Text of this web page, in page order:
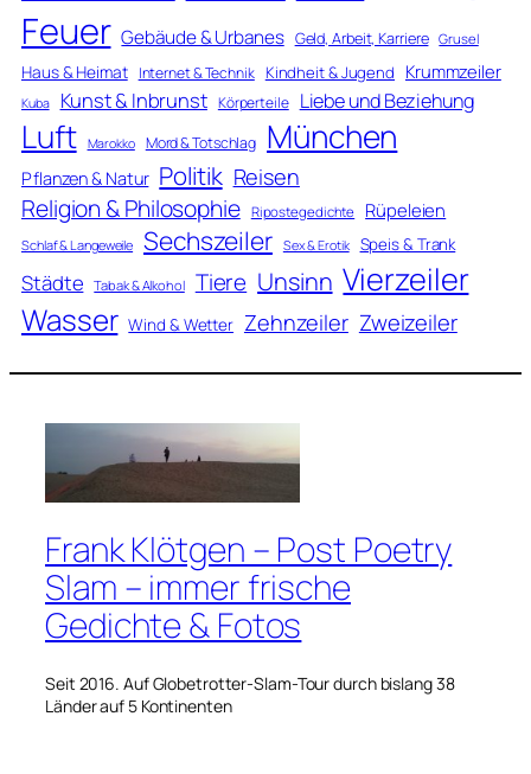
Feuer Gebäude & Urbanes Geld, Arbeit, Karriere Grusel
Haus & Heimat Internet & Technik Kindheit & Jugend Krummzeiler
Kuba Kunst & Inbrunst Körperteile Liebe und Beziehung
Luft Marokko Mord & Totschlag München
Pflanzen & Natur Politik Reisen
Religion & Philosophie Ripostegedichte Rüpeleien
Schlaf & Langeweile Sechszeiler Sex & Erotik Speis & Trank
Städte Tabak & Alkohol Tiere Unsinn Vierzeiler
Wasser Wind & Wetter Zehnzeiler Zweizeiler
Frank Klötgen – Post Poetry
Slam – immer frische
Gedichte & Fotos
Seit 2016. Auf Globetrotter-Slam-Tour durch bislang 38
Länder auf 5 Kontinenten